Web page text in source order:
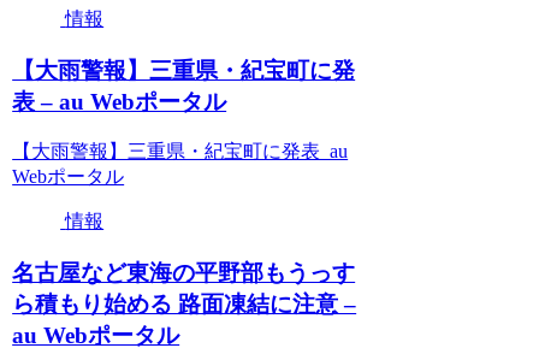
情報
【大雨警報】三重県・紀宝町に発
表 – au Webポータル
【大雨警報】三重県・紀宝町に発表 au
Webポータル
情報
名古屋など東海の平野部もうっす
ら積もり始める 路面凍結に注意 –
au Webポータル